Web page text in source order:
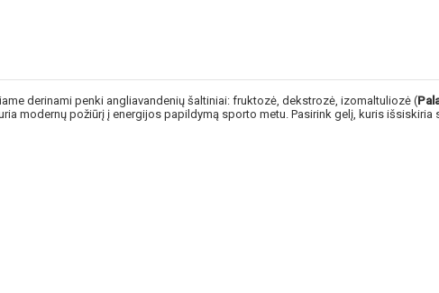
derinami penki angliavandenių šaltiniai: fruktozė, dekstrozė, izomaltuliozė (
modernų požiūrį į energijos papildymą sporto metu. Pasirink gelį, kuris išsiskiria